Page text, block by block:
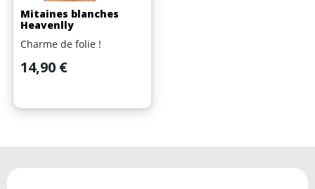
Mitaines blanches
Heavenlly
Charme de folie !
Prix
14,90 €